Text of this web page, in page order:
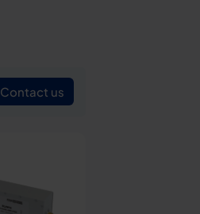
Contact us